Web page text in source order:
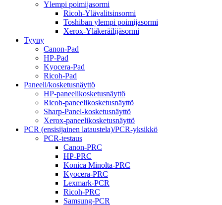
Ylempi poimijasormi
Ricoh-Ylävalitsinsormi
Toshiban ylempi poimijasormi
Xerox-Yläkeräilijäsormi
Tyyny
Canon-Pad
HP-Pad
Kyocera-Pad
Ricoh-Pad
Paneeli/kosketusnäyttö
HP-paneelikosketusnäyttö
Ricoh-paneelikosketusnäyttö
Sharp-Panel-kosketusnäyttö
Xerox-paneelikosketusnäyttö
PCR (ensisijainen lataustela)/PCR-yksikkö
PCR-testaus
Canon-PRC
HP-PRC
Konica Minolta-PRC
Kyocera-PRC
Lexmark-PCR
Ricoh-PRC
Samsung-PCR